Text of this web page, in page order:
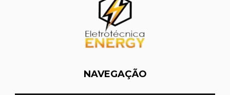
Manutenção sistema de incêndio
Montagem de painel elétrico em mato grosso
NAVEGAÇÃO